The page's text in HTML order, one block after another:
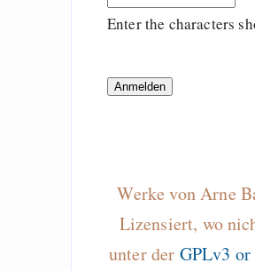
Enter the characters
Werke von Arne
Lizensiert, wo
unter der GPLv3